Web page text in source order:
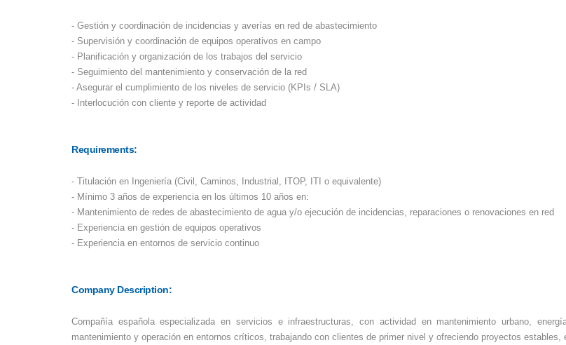
- Gestión y coordinación de incidencias y averías en red de abastecimiento
- Supervisión y coordinación de equipos operativos en campo
- Planificación y organización de los trabajos del servicio
- Seguimiento del mantenimiento y conservación de la red
- Asegurar el cumplimiento de los niveles de servicio (KPIs / SLA)
- Interlocución con cliente y reporte de actividad
Requirements:
- Titulación en Ingeniería (Civil, Caminos, Industrial, ITOP, ITI o equivalente)
- Mínimo 3 años de experiencia en los últimos 10 años en:
- Mantenimiento de redes de abastecimiento de agua y/o ejecución de incidencias, reparaciones o renovaciones en red
- Experiencia en gestión de equipos operativos
- Experiencia en entornos de servicio continuo
Company Description:
Compañía española especializada en servicios e infraestructuras, con actividad en mantenimiento urbano,
mantenimiento y operación en entornos críticos, trabajando con clientes de primer nivel y ofreciendo proyectos